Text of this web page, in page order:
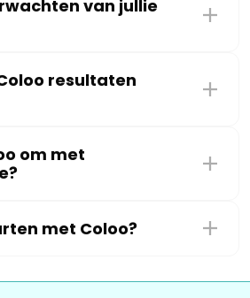
van jullie
resultaten
om met
met Coloo?